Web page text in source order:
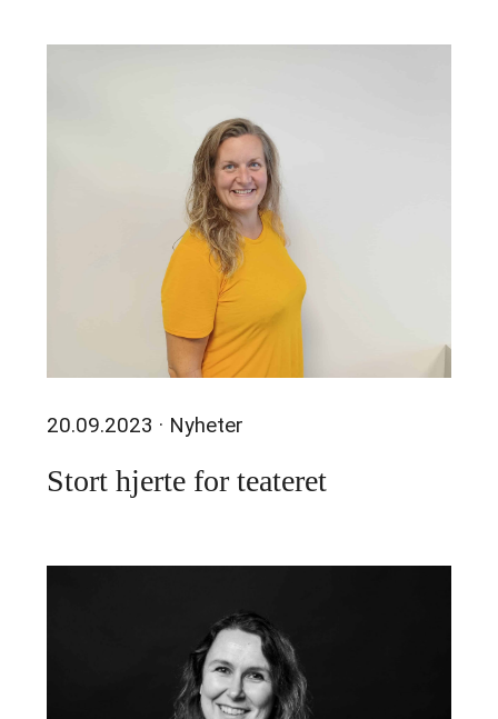
20.09.2023 · Nyheter
Stort hjerte for teateret